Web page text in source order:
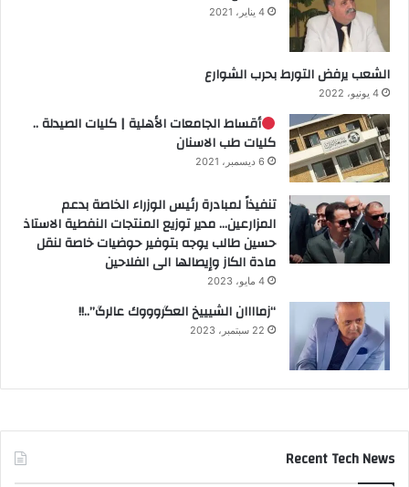
4 يناير، 2021
الشعب يرفض التورط بحرب الشوارع
4 يونيو، 2022
أقساط الجامعات الأهلية | كليات الصيدلة ..
كليات طب الاسنان
6 ديسمبر، 2021
تنفيذاً لمبادرة رئيس الوزراء الخاصة بدعم
المزارعين… مدير توزيع المنتجات النفطية الاستاذ
حسين طالب يوجه بتوفير حوضيات خاصة لنقل
مادة الكاز وإيصالها الى الفلاحين
4 مايو، 2023
“زماااان الشيييخ العگروووك عالرگ”..!!
22 سبتمبر، 2023
Recent Tech News